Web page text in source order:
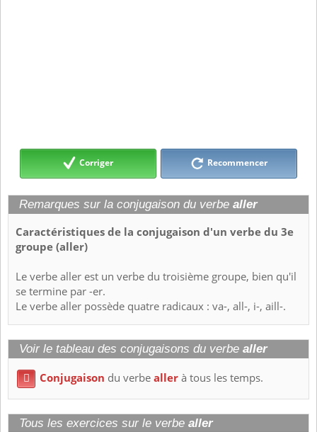
Corriger Recommencer
Remarques sur la conjugaison du verbe aller
Caractéristiques de la conjugaison d'un verbe du 3e
groupe (aller)
Le verbe aller est un verbe du troisième groupe, bien qu'il
se termine par -er.
Le verbe aller possède quatre radicaux : va-, all-, i-, aill-.
Voir le tableau des conjugaisons du verbe aller
 Conjugaison du verbeallerà tous les temps.
Tous les exercices sur le verbe aller